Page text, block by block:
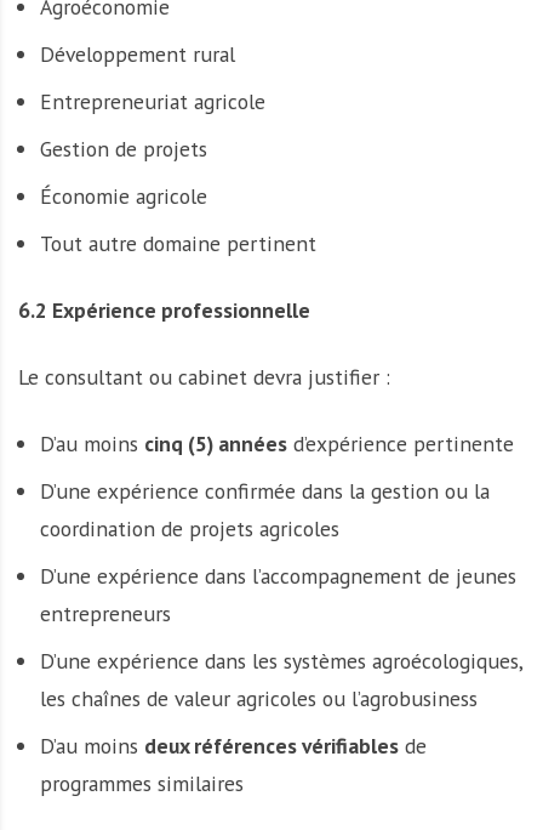
Agroéconomie
Développement rural
Entrepreneuriat agricole
Gestion de projets
Économie agricole
Tout autre domaine pertinent
6.2 Expérience professionnelle
Le consultant ou cabinet devra justifier :
D’au moins cinq (5) annéesd’expérience pertinente
D’une expérience confirmée dans la gestion ou la
coordination de projets agricoles
D’une expérience dans l’accompagnement de jeunes
entrepreneurs
D’une expérience dans les systèmes agroécologiques,
les chaînes de valeur agricoles ou l’agrobusiness
D’au moins deux références vérifiablesde
programmes similaires